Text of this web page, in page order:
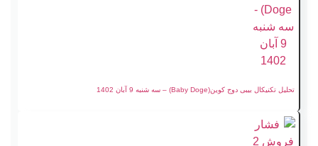
تحلیل تکنیکال بیبی‌ دوج کوین(Baby Doge) – سه شنبه 9 آبان 1402